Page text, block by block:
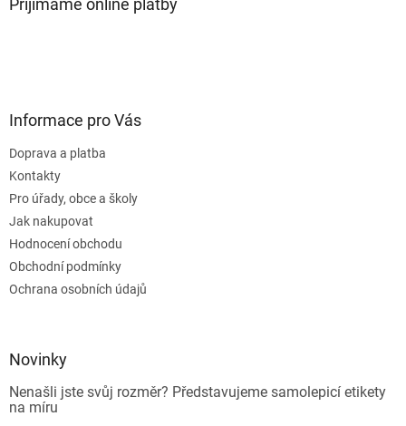
Přijímáme online platby
Informace pro Vás
Doprava a platba
Kontakty
Pro úřady, obce a školy
Jak nakupovat
Hodnocení obchodu
Obchodní podmínky
Ochrana osobních údajů
Novinky
Nenašli jste svůj rozměr? Představujeme samolepicí etikety
na míru